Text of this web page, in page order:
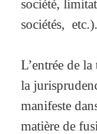
société,
sociétés, etc.).
L’entrée de
la
manifeste
matière de